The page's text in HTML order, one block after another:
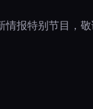
情报特别节目，